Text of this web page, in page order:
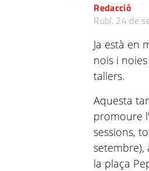
Redacció
Rubí. 24 de
Ja està en
nois i
tallers.
Aquesta
promoure
sessions,
setembre),
la plaça